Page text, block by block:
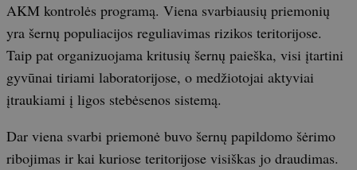
AKM kontrolės programą. Viena svarbiausių priemonių
yra šernų populiacijos reguliavimas rizikos teritorijose.
Taip pat organizuojama kritusių šernų paieška, visi įtartini
gyvūnai tiriami laboratorijose, o medžiotojai aktyviai
įtraukiami į ligos stebėsenos sistemą.
Dar viena svarbi priemonė buvo šernų papildomo šėrimo
ribojimas ir kai kuriose teritorijose visiškas jo draudimas.